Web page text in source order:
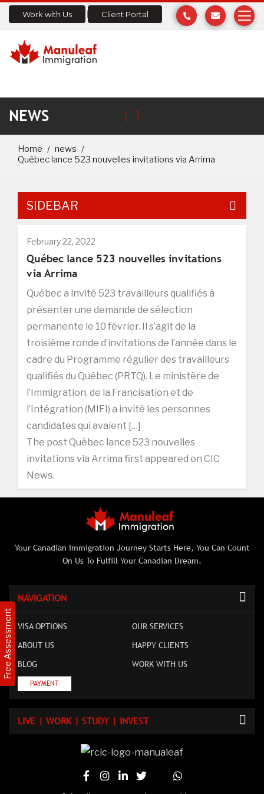
Free Assessment
Work with Us Client Portal
NEWS
Home
news
Québec lance 523 nouvelles invitations via Arrima
SIDEBAR
February 22, 2022
Québec lance 523 nouvelles invitations
via Arrima
Québec a invité 523 travailleurs qualifiés à
présenter une demande de sélection
permanente le 10 février. Il s’agit de la
troisième ronde d’invitations de l’année dans le
cadre du Programme régulier des travailleurs
qualifiés du Québec (PRTQ). Le ministère de
l’Immigration, de la Francisation et de
l’Intégration (MIFI) a invité les personnes
candidates qui avaient […]
The post Québec lance 523 nouvelles
invitations via Arrima first appeared on CIC
News.
Your Canadian Immigration Journey Starts Here, You Can Count
On Us To Fulfill Your Canadian Dream.
NAVIGATION
VISA OPTIONS
OUR SERVICES
ABOUT US
HAPPY CLIENTS
BLOG
WORK WITH US
PAYMENT
LIVE | WORK | STUDY | INVEST